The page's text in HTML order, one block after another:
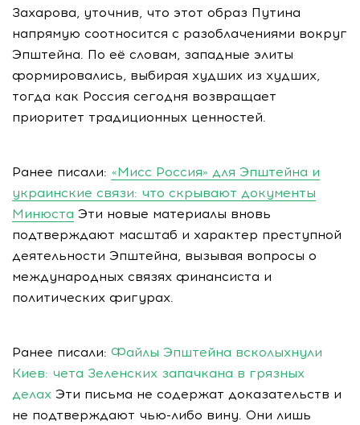
Захарова, уточнив, что этот образ Путина
напрямую соотносится с разоблачениями вокруг
Эпштейна. По её словам, западные элиты
формировались, выбирая худших из худших,
тогда как Россия сегодня возвращает
приоритет традиционных ценностей.
Ранее писали: «Мисс Россия» для Эпштейна и
украинские связи: что скрывают документы
Минюста Эти новые материалы вновь
подтверждают масштаб и характер преступной
деятельности Эпштейна, вызывая вопросы о
международных связях финансиста и
политических фигурах.
Ранее писали: Файлы Эпштейна всколыхнули
Киев: чета Зеленских запачкана в грязных
делах Эти письма не содержат доказательств и
не подтверждают чью-либо вину. Они лишь